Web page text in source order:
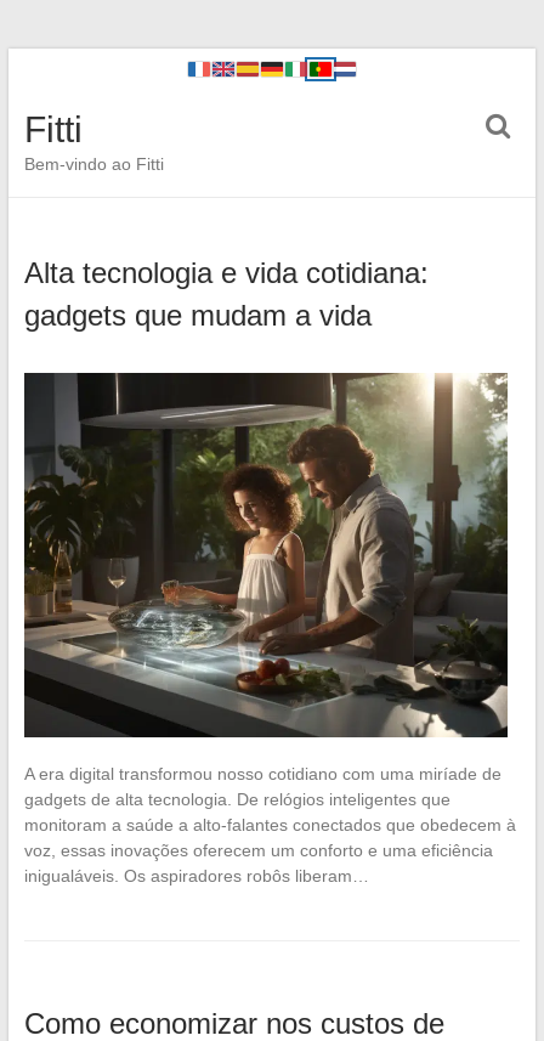
Fitti
Bem-vindo ao Fitti
Alta tecnologia e vida cotidiana:
gadgets que mudam a vida
A era digital transformou nosso cotidiano com uma miríade de
gadgets de alta tecnologia. De relógios inteligentes que
monitoram a saúde a alto-falantes conectados que obedecem à
voz, essas inovações oferecem um conforto e uma eficiência
inigualáveis. Os aspiradores robôs liberam…
Como economizar nos custos de